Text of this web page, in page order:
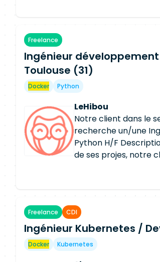
et
imagesDockeret
chaînes Web. Mettre
BMC, contrôleurs).
de tests et les fiches
(métriques, sondes,
des indicateurs.
Freelance
Ingénieur
Toulouse (31)
Docker Python
LeHibou
Notre client dans le
recherche un/une
Python H/F
de ses projes, notre
interviendrez en
cérémonies agile
Retrospectives …)
évolutions logiciel de
•Développement
automatiques
Freelance CDI
Ingénieur Kubernetes /
Docker Kubernetes